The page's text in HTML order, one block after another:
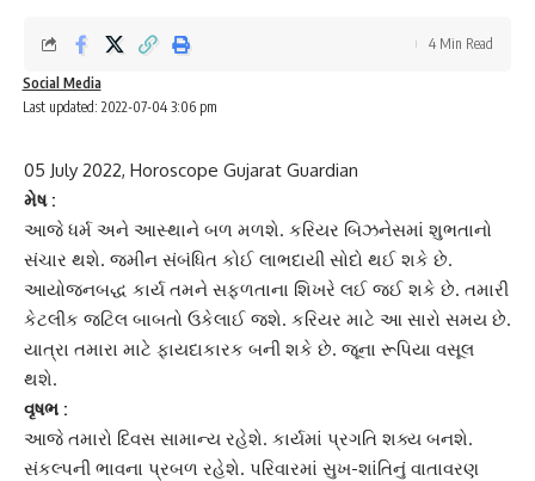
Last updated: 2022-07-04 3:06 pm
Social Media
4 Min Read
05 July 2022, Horoscope Gujarat Guardian
મેષ :
આજે ધર્મ અને આસ્થાને બળ મળશે. કરિયર બિઝનેસમાં શુભતાનો
સંચાર થશે. જમીન સંબંધિત કોઈ લાભદાયી સોદો થઈ શકે છે.
આયોજનબદ્ધ કાર્ય તમને સફળતાના શિખરે લઈ જઈ શકે છે. તમારી
કેટલીક જટિલ બાબતો ઉકેલાઈ જશે. કરિયર માટે આ સારો સમય છે.
યાત્રા તમારા માટે ફાયદાકારક બની શકે છે. જૂના રૂપિયા વસૂલ
થશે.
વૃષભ :
આજે તમારો દિવસ સામાન્ય રહેશે. કાર્યમાં પ્રગતિ શક્ય બનશે.
સંકલ્પની ભાવના પ્રબળ રહેશે. પરિવારમાં સુખ-શાંતિનું વાતાવરણ